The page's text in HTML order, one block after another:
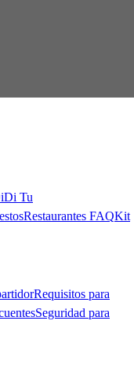
Tu
Restaurantes FAQKit
Requisitos para
Seguridad para